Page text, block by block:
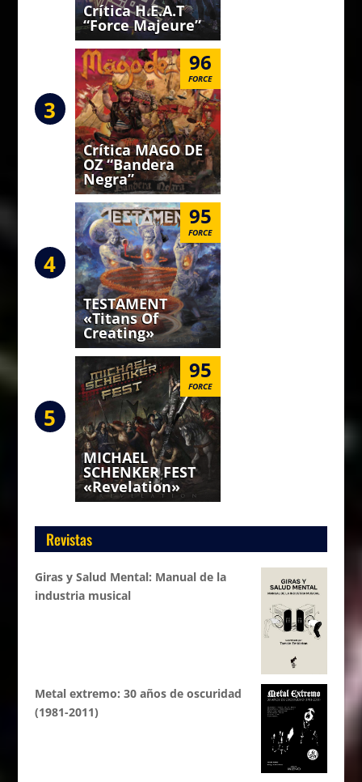
Crítica H.E.A.T
“Force Majeure”
3
96
FORCE
Crítica MAGO DE
OZ “Bandera
Negra”
4
95
FORCE
TESTAMENT
«Titans Of
Creating»
5
95
FORCE
MICHAEL
SCHENKER FEST
«Revelation»
Revistas
Giras y Salud Mental: Manual de la
industria musical
Metal extremo: 30 años de oscuridad
(1981-2011)